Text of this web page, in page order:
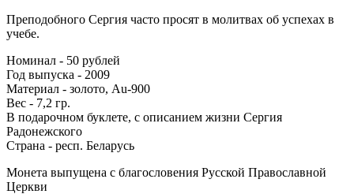
Преподобного Сергия часто просят в молитвах об успехах в
учебе.
Номинал - 50 рублей
Год выпуска - 2009
Материал - золото, Au-900
Вес - 7,2 гр.
В подарочном буклете, с описанием жизни Сергия
Радонежского
Страна - респ. Беларусь
Монета выпущена с благословения Русской Православной
Церкви